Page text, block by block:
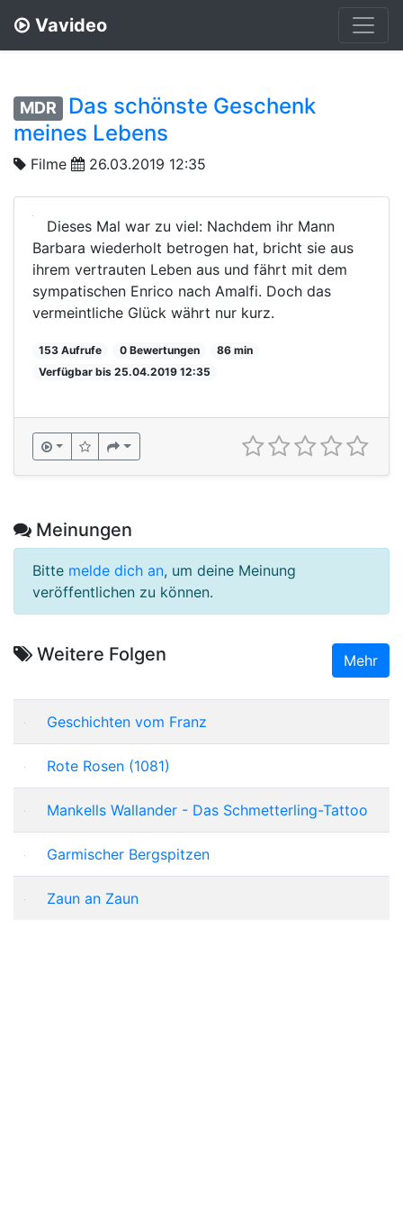
Vavideo
MDR
Das schönste Geschenk
meines Lebens
Filme 26.03.2019 12:35
Dieses Mal war zu viel: Nachdem ihr Mann
Barbara wiederholt betrogen hat, bricht sie aus
ihrem vertrauten Leben aus und fährt mit dem
sympatischen Enrico nach Amalfi. Doch das
vermeintliche Glück währt nur kurz.
153 Aufrufe 0 Bewertungen
86 min
Verfügbar bis 25.04.2019 12:35
Meinungen
Bitte melde dich an, um deine Meinung
veröffentlichen zu können.
Weitere Folgen Mehr
Geschichten vom Franz
Rote Rosen (1081)
Mankells Wallander - Das Schmetterling-Tattoo
Garmischer Bergspitzen
Zaun an Zaun